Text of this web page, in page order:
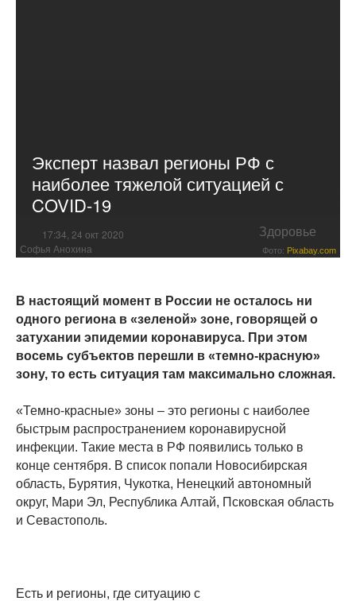
Эксперт назвал регионы РФ с
наиболее тяжелой ситуацией с
COVID-19
17:34, 24 окт 2020 Здоровье
Софья Анохина Фото: Pixabay.com
В настоящий момент в России не осталось ни
одного региона в «зеленой» зоне, говорящей о
затухании эпидемии коронавируса. При этом
восемь субъектов перешли в «темно-красную»
зону, то есть ситуация там максимально сложная.
«Темно-красные» зоны – это регионы с наиболее
быстрым распространением коронавирусной
инфекции. Такие места в РФ появились только в
конце сентября. В список попали Новосибирская
область, Бурятия, Чукотка, Ненецкий автономный
округ, Мари Эл, Республика Алтай, Псковская область
и Севастополь.
Есть и регионы, где ситуацию с